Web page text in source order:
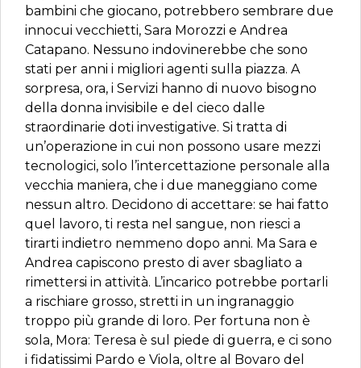
bambini che giocano, potrebbero sembrare due
innocui vecchietti, Sara Morozzi e Andrea
Catapano. Nessuno indovinerebbe che sono
stati per anni i migliori agenti sulla piazza. A
sorpresa, ora, i Servizi hanno di nuovo bisogno
della donna invisibile e del cieco dalle
straordinarie doti investigative. Si tratta di
un’operazione in cui non possono usare mezzi
tecnologici, solo l’intercettazione personale alla
vecchia maniera, che i due maneggiano come
nessun altro. Decidono di accettare: se hai fatto
quel lavoro, ti resta nel sangue, non riesci a
tirarti indietro nemmeno dopo anni. Ma Sara e
Andrea capiscono presto di aver sbagliato a
rimettersi in attività. L’incarico potrebbe portarli
a rischiare grosso, stretti in un ingranaggio
troppo più grande di loro. Per fortuna non è
sola, Mora: Teresa è sul piede di guerra, e ci sono
i fidatissimi Pardo e Viola, oltre al Bovaro del